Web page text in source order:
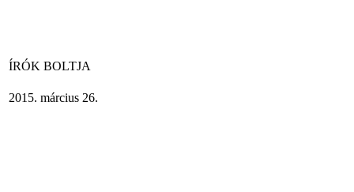
ÍRÓK BOLTJA
2015. március 26.